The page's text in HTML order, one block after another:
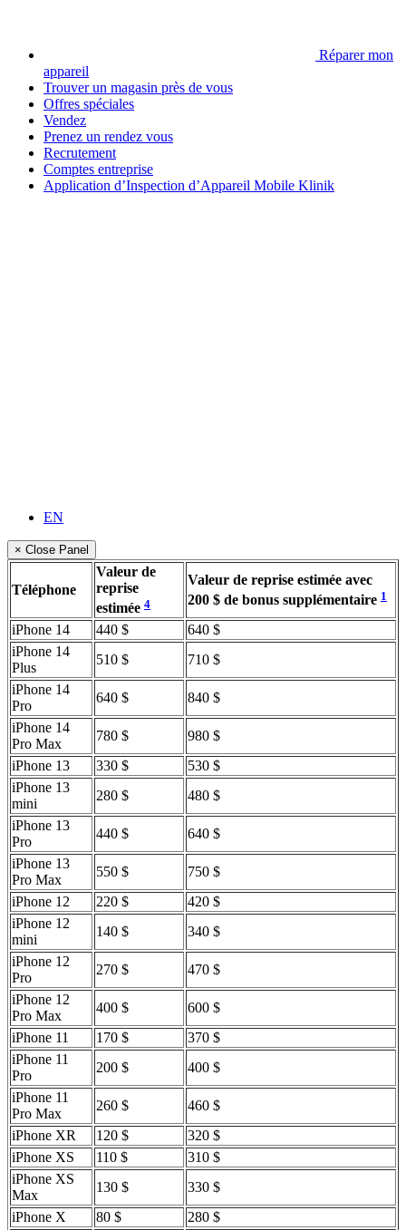
Réparer mon
appareil
Trouver un magasin près de vous
Offres spéciales
Vendez
Prenez un rendez vous
Recrutement
Comptes entreprise
Application d’Inspection d’Appareil Mobile Klinik
EN
× Close Panel
Téléphone
Valeur de
reprise
estimée 4
Valeur de reprise estimée avec
200 $ de bonus supplémentaire 1
iPhone 14 440 $
640 $
iPhone 14
Plus
510 $
710 $
iPhone 14
Pro
640 $
840 $
iPhone 14
Pro Max
780 $
980 $
iPhone 13
330 $
530 $
iPhone 13
mini
280 $
480 $
iPhone 13
Pro
440 $
640 $
iPhone 13
Pro Max
550 $
750 $
iPhone 12
220 $
420 $
iPhone 12
mini
140 $
340 $
iPhone 12
Pro
270 $
470 $
iPhone 12
Pro Max
400 $
600 $
iPhone 11
170 $
370 $
iPhone 11
Pro
200 $
400 $
iPhone 11
Pro Max
260 $
460 $
iPhone XR
120 $
320 $
iPhone XS
110 $
310 $
iPhone XS
Max
130 $
330 $
iPhone X
80 $
280 $